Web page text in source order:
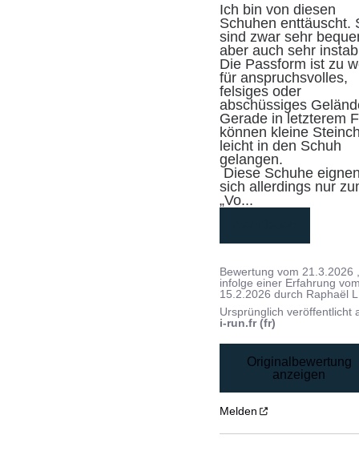
Ich bin von diesen
Schuhen enttäuscht.
sind zwar sehr
aber auch sehr
Die Passform ist zu
für anspruchsvolles,
felsiges oder
abschüssiges
Gerade in letzterem
können kleine
leicht in den Schuh
gelangen.
Diese Schuhe eignen
sich allerdings nur
„Vo...
Bewertung vom 21.3.2026
infolge einer Erfahrung
15.2.2026 durch Raphaël
Ursprünglich veröffentlicht
i-run.fr (fr)
Originalbewertung
anzeigen
Melden